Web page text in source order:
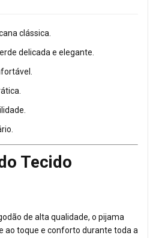
clássica.
delicada e elegante.
Tecido
de alta qualidade, o pijama
ao toque e conforto durante toda a